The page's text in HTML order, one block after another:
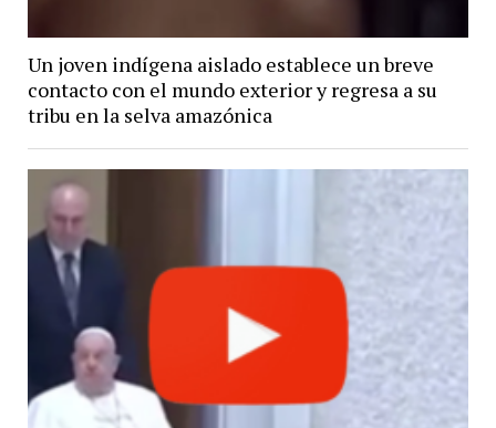
Un joven indígena aislado establece un breve
contacto con el mundo exterior y regresa a su
tribu en la selva amazónica